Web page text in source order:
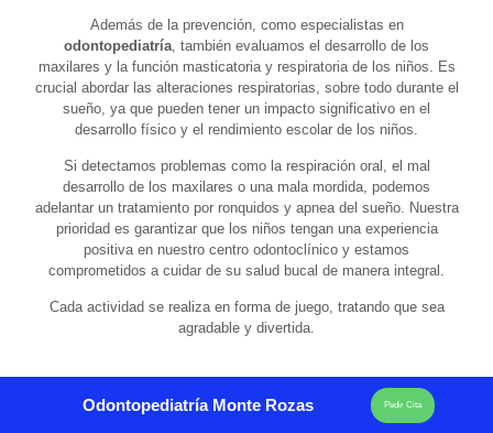
Además de la prevención, como especialistas en
odontopediatría también evaluamos el desarrollo de los
maxilares y la función masticatoria y respiratoria de los niños. Es
crucial abordar las alteraciones respiratorias, sobre todo durante el
sueño, ya que pueden tener un impacto significativo en el
desarrollo físico y el rendimiento escolar de los niños.
Si detectamos problemas como la respiración oral, el mal
desarrollo de los maxilares o una mala mordida, podemos
adelantar un tratamiento por ronquidos y apnea del sueño. Nuestra
prioridad es garantizar que los niños tengan una experiencia
positiva en nuestro centro odontoclínico y estamos
comprometidos a cuidar de su salud bucal de manera integral.
Cada actividad se realiza en forma de juego, tratando que sea
agradable y divertida.
Odontopediatría Monte Rozas Pedir Cita